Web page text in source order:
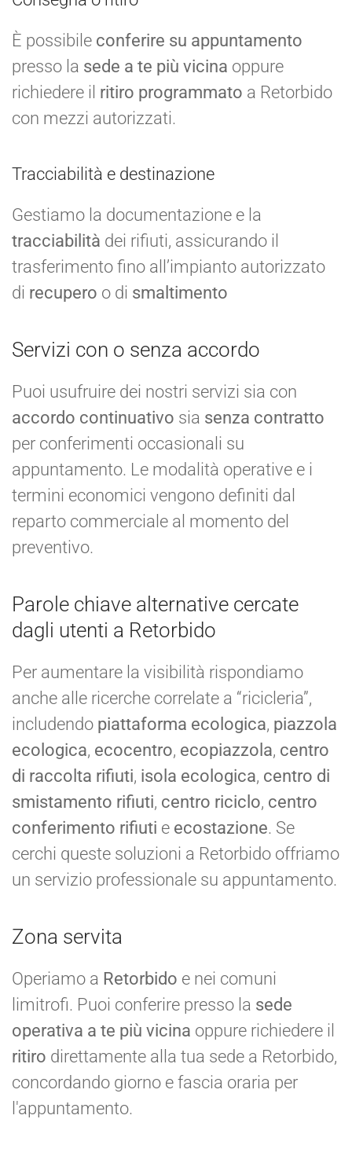
È possibile conferire su appuntamento
presso la sede a te più vicina oppure
richiedere il ritiro programmato a Retorbido
con mezzi autorizzati.
Tracciabilità e destinazione
Gestiamo la documentazione e la
tracciabilità dei rifiuti, assicurando il
trasferimento fino all’impianto autorizzato
di recupero o di smaltimento
Servizi con o senza accordo
Puoi usufruire dei nostri servizi sia con
accordo continuativo sia senza contratto
per conferimenti occasionali su
appuntamento. Le modalità operative e i
termini economici vengono definiti dal
reparto commerciale al momento del
preventivo.
Parole chiave alternative cercate
dagli utenti a Retorbido
Per aumentare la visibilità rispondiamo
anche alle ricerche correlate a “ricicleria”,
includendo piattaforma ecologica, piazzola
ecologica, ecocentro, ecopiazzola, centro
di raccolta rifiuti, isola ecologica, centro di
smistamento rifiuti, centro riciclo, centro
conferimento rifiuti e ecostazione. Se
cerchi queste soluzioni a Retorbido offriamo
un servizio professionale su appuntamento.
Zona servita
Operiamo a Retorbido e nei comuni
limitrofi. Puoi conferire presso la sede
operativa a te più vicina oppure richiedere il
ritiro direttamente alla tua sede a Retorbido,
concordando giorno e fascia oraria per
l'appuntamento.